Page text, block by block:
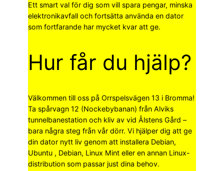
Ett smart val för dig som vill spara pengar, minska
elektronikavfall och fortsätta använda en dator
som fortfarande har mycket kvar att ge.
Hur får du hjälp?
Välkommen till oss på Orrspelsvägen 13 i Bromma!
Ta spårvagn 12 (Nockebybanan) från Alviks
tunnelbanestation och kliv av vid Ålstens Gård –
bara några steg från vår dörr. Vi hjälper dig att ge
din dator nytt liv genom att installera Debian,
Ubuntu , Debian, Linux Mint eller en annan Linux-
distribution som passar just dina behov.